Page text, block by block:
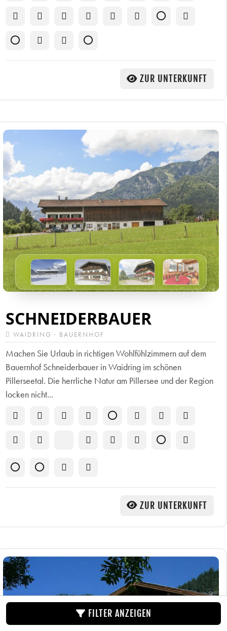
ZUR UNTERKUNFT
SCHNEIDERBAUER
WAIDRING · BAUERNHOF
Machen Sie Urlaub in richtigen Wohlfühlzimmern auf dem
Bauernhof Schneiderbauer in Waidring im schönen
Pillerseetal. Die herrliche Natur am Pillersee und der Region
locken nicht...
ZUR UNTERKUNFT
FILTER ANZEIGEN